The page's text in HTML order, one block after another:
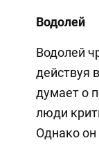
Водолей
Водолей
действуя
думает о
люди
Однако он